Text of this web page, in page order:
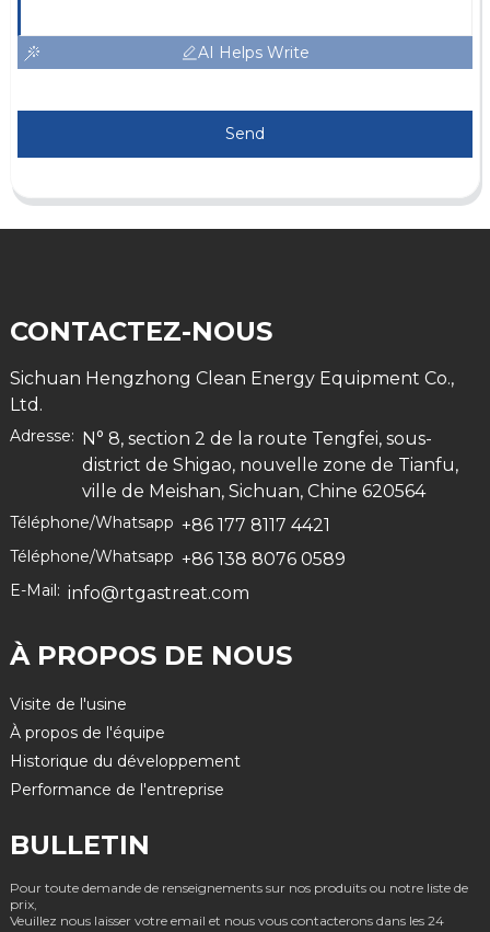
AI Helps Write
Send
CONTACTEZ-NOUS
Sichuan Hengzhong Clean Energy Equipment Co.,
Ltd.
Adresse: N° 8, section 2 de la route Tengfei, sous-
district de Shigao, nouvelle zone de Tianfu,
ville de Meishan, Sichuan, Chine 620564
Téléphone/Whatsapp +86 177 8117 4421
Téléphone/Whatsapp +86 138 8076 0589
E-Mail: info@rtgastreat.com
À PROPOS DE NOUS
Visite de l'usine
À propos de l'équipe
Historique du développement
Performance de l'entreprise
BULLETIN
Pour toute demande de renseignements sur nos produits ou notre liste de
prix,
Veuillez nous laisser votre email et nous vous contacterons dans les 24